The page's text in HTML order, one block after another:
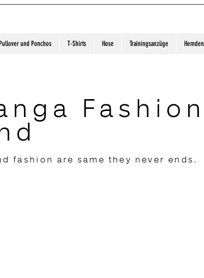
und Ponchos T-Shirts Hose Trainingsanzüge Hemden
Fashion
fashion are same they never ends.